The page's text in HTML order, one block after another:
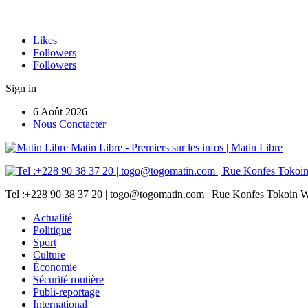
Likes
Followers
Followers
Sign in
6 Août 2026
Nous Conctacter
Matin Libre - Premiers sur les infos | Matin Libre
Tel :+228 90 38 37 20 | togo@togomatin.com | Rue Konfes Tokoin
Actualité
Politique
Sport
Culture
Économie
Sécurité routière
Publi-reportage
International